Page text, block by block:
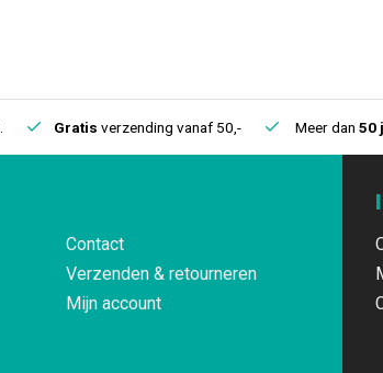
Gratis verzending vanaf 50,- Meer dan 50
Contact
Verzenden & retourneren
Mijn account